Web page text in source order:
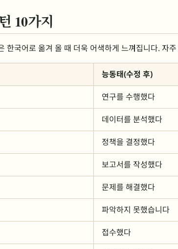
10가지
한국어로 옮겨 올 때 더욱 어색하게 느껴집니다. 자
능동태(수정 후)
연구를 수행했다
데이터를 분석했다
정책을 결정했다
보고서를 작성했다
문제를 해결했다
파악하지 못했습니다
접수했다